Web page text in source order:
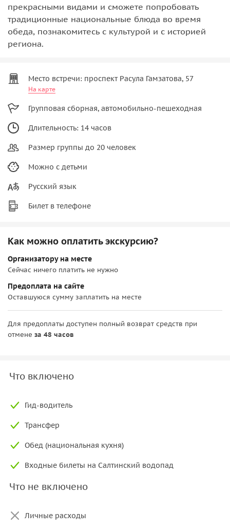
прекрасными видами и сможете попробовать
традиционные национальные блюда во время
обеда, познакомитесь с культурой и с историей
региона.
Место встречи: проспект Расула Гамзатова, 57
На карте
Групповая сборная, автомобильно-пешеходная
Длительность: 14 часов
Размер группы до 20 человек
Можно с детьми
Русский язык
Билет в телефоне
Как можно оплатить экскурсию?
Организатору на месте
Сейчас ничего платить не нужно
Предоплата на сайте
Оставшуюся сумму заплатить на месте
Для предоплаты доступен полный возврат средств при
отмене за 48 часов
Что включено
Гид-водитель
Трансфер
Обед (национальная кухня)
Входные билеты на Салтинский водопад
Что не включено
Личные расходы